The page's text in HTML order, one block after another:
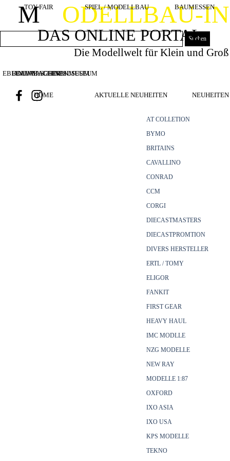
Direkt zum SeiteninhaltODELLBAU-
M
TOY FAIR SPIEL / MODELLBAU BAUMESSEN
DAS ONLINE PORTAL
Suchen
Die Modellwelt für Klein und Groß
BOUWMACHINES
BAUMASCHINENMUSEUM
EBIANUMBAGGERMUSEUM
HOME AKTUELLE NEUHEITEN
AT COLLETION
BYMO
BRITAINS
CAVALLINO
CONRAD
CCM
CORGI
DIECASTMASTERS
DIECASTPROMTION
DIVERS HERSTELLER
ERTL / TOMY
ELIGOR
FANKIT
FIRST GEAR
HEAVY HAUL
IMC MODLLE
NZG MODELLE
NEW RAY
MODELLE 1:87
OXFORD
IXO ASIA
IXO USA
KPS MODELLE
TEKNO